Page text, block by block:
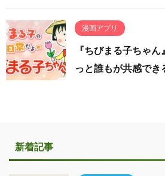
漫画アプリ
『ちびまる子ちゃ
っと誰もが共感で
新着記事